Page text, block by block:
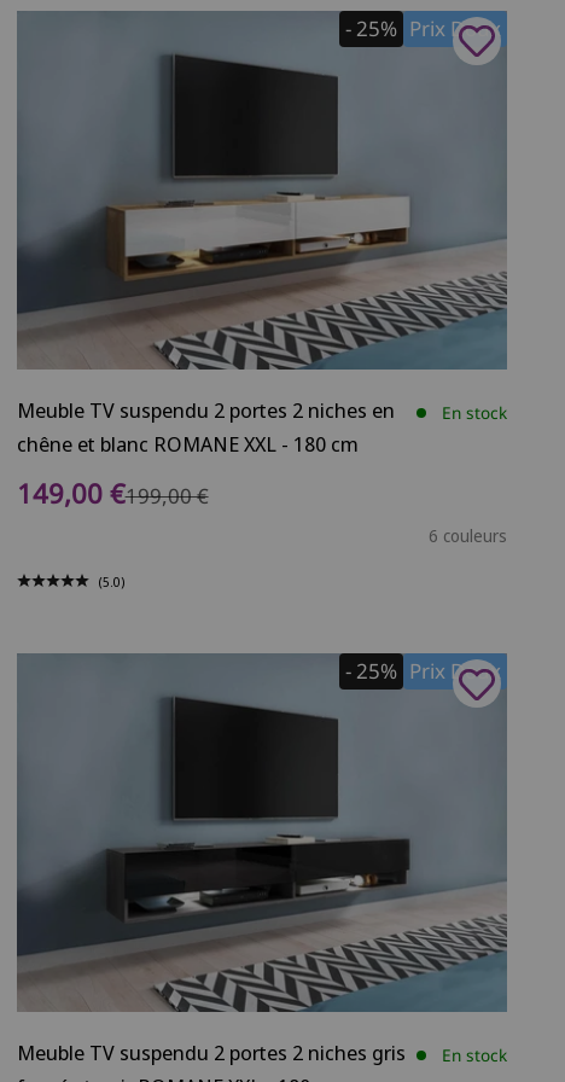
Prix Doux
- 25%
Meuble TV suspendu 2 portes 2 niches en
chêne et blanc ROMANE XXL - 180 cm
En stock
Prix de vente
149,00 €Prix normal
199,00 €
6 couleurs
(5.0)
Prix Doux
- 25%
Meuble TV suspendu 2 portes 2 niches gris
En stock